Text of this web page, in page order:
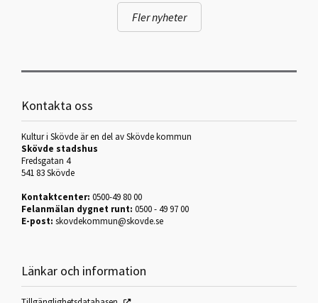
Fler nyheter
Kontakta oss
Kultur i Skövde är en del av Skövde kommun
Skövde stadshus
Fredsgatan 4
541 83 Skövde
Kontaktcenter: 0500-49 80 00
Felanmälan dygnet runt: 0500 - 49 97 00
E-post: skovdekommun@skovde.se
Länkar och information